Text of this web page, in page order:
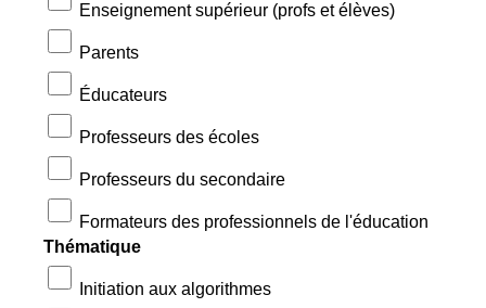
Enseignement supérieur (profs et élèves)
Parents
Éducateurs
Professeurs des écoles
Professeurs du secondaire
Formateurs des professionnels de l'éducation
Thématique
Initiation aux algorithmes